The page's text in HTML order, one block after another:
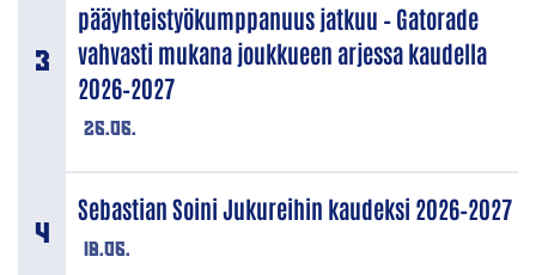
26.06.
pääyhteistyökumppanuus jatkuu – Gatorade
vahvasti mukana joukkueen arjessa kaudella
2026–2027
18.06.
Sebastian Soini Jukureihin kaudeksi 2026–2027